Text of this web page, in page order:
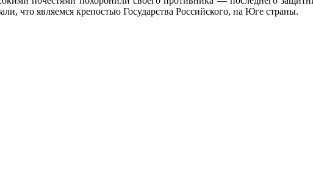
что являемся крепостью Государства Российского, на Юге страны.